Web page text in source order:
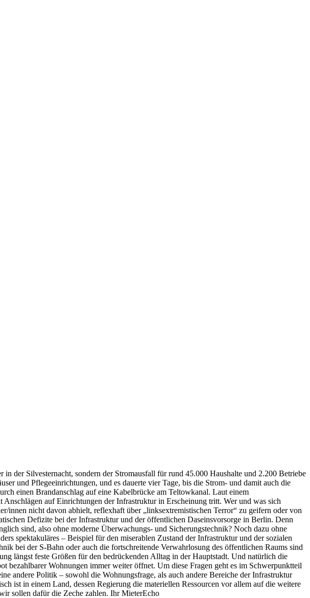
der Silvesternacht, sondern der Stromausfall für rund 45.000 Haushalte und 2.200 Betriebe
und Pflegeeinrichtungen, und es dauerte vier Tage, bis die Strom- und damit auch die
einen Brandanschlag auf eine Kabelbrücke am Teltowkanal. Laut einem
auf Einrichtungen der Infrastruktur in Erscheinung tritt. Wer und was sich
nicht davon abhielt, reflexhaft über „linksextremistischen Terror“ zu geifern oder von
Defizite bei der Infrastruktur und der öffentlichen Daseinsvorsorge in Berlin. Denn
sind, also ohne moderne Überwachungs- und Sicherungstechnik? Noch dazu ohne
spektakuläres – Beispiel für den miserablen Zustand der Infrastruktur und der sozialen
bei der S-Bahn oder auch die fortschreitende Verwahrlosung des öffentlichen Raums sind
längst feste Größen für den bedrückenden Alltag in der Hauptstadt. Und natürlich die
bezahlbarer Wohnungen immer weiter öffnet. Um diese Fragen geht es im Schwerpunktteil
andere Politik – sowohl die Wohnungsfrage, als auch andere Bereiche der Infrastruktur
ist in einem Land, dessen Regierung die materiellen Ressourcen vor allem auf die weitere
sollen dafür die Zeche zahlen. Ihr MieterEcho